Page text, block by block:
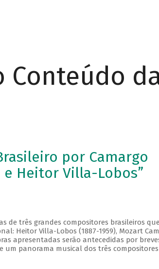
Conteúdo
por Camargo
Heitor Villa-Lobos”
de três grandes compositores brasileiros
Heitor Villa-Lobos (1887-1959), Mozart
apresentadas serão antecedidas por
panorama musical dos três